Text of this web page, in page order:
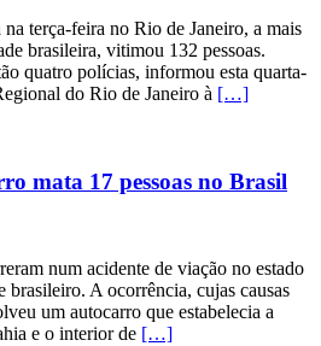
terça-feira no Rio de Janeiro, a mais
brasileira, vitimou 132 pessoas.
quatro polícias, informou esta quarta-
do Rio de Janeiro à […]
mata 17 pessoas no Brasil
num acidente de viação no estado
brasileiro. A ocorrência, cujas causas
um autocarro que estabelecia a
e o interior de […]